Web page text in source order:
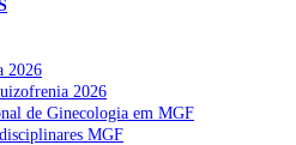
aos cheques psicólogo e
7 de Agosto, 2026
2026
2026
de Ginecologia em MGF
MGF